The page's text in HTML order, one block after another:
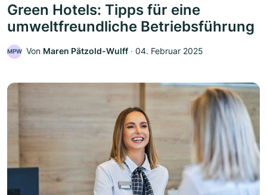
Green Hotels: Tipps für eine
umweltfreundliche Betriebsführung
MPW Von Maren Pätzold-Wulff ‧ 04. Februar 2025